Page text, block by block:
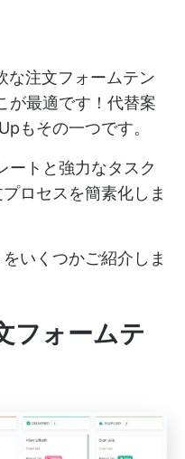
な注文フォームテン
が最適です！代替案
もその一つです。
ートと強力なタスク
ロセスを簡素化しま
いくつかご紹介しま
フォームテ